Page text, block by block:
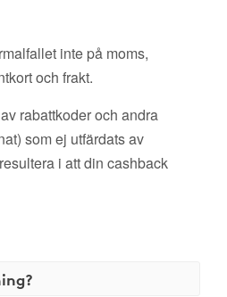
inte på moms,
och frakt.
rabattkoder och andra
som ej utfärdats av
i att din cashback